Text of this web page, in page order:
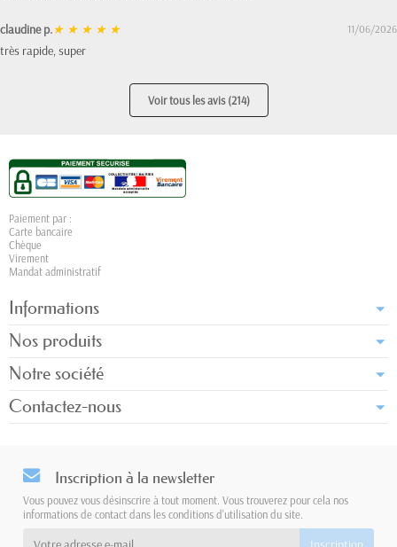
claudine p.★ ★ ★ ★ ★ 11/06/2026
très rapide, super
Voir tous les avis (214)
Paiement par :
Carte bancaire
Chèque
Virement
Mandat administratif
Informations
Nos produits
Notre société
Contactez-nous
Inscription à la newsletter
Vous pouvez vous désinscrire à tout moment. Vous trouverez pour cela nos
informations de contact dans les conditions d'utilisation du site.